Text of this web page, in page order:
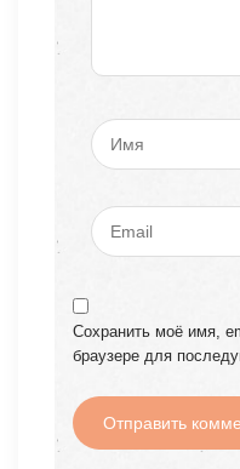
Сохранить моё имя,
браузере для